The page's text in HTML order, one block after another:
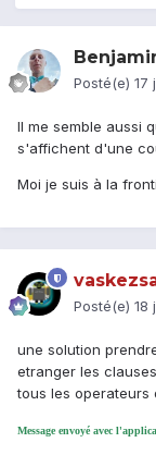
Posté(e) 17
Il me semble aussi
s'affichent d'une
Moi je suis à la
Posté(e) 18
une solution
etranger les
tous les operateurs
Message envoyé avec